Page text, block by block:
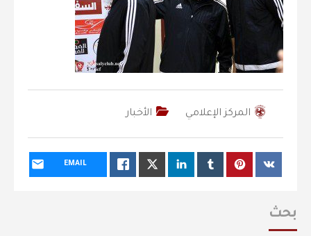
المركز الإعلامي الأخبار
EMAIL
بحث